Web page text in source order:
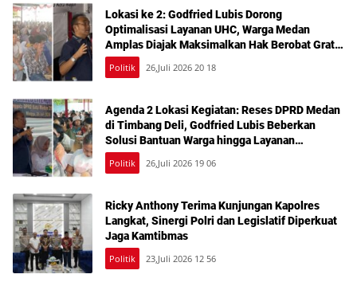
Lokasi ke 2: Godfried Lubis Dorong
Optimalisasi Layanan UHC, Warga Medan
Amplas Diajak Maksimalkan Hak Berobat Gratis
Bermodal KTP
Politik 26,Juli 2026 20 18
Agenda 2 Lokasi Kegiatan: Reses DPRD Medan
di Timbang Deli, Godfried Lubis Beberkan
Solusi Bantuan Warga hingga Layanan
Kesehatan Gratis
Politik 26,Juli 2026 19 06
Ricky Anthony Terima Kunjungan Kapolres
Langkat, Sinergi Polri dan Legislatif Diperkuat
Jaga Kamtibmas
Politik 23,Juli 2026 12 56